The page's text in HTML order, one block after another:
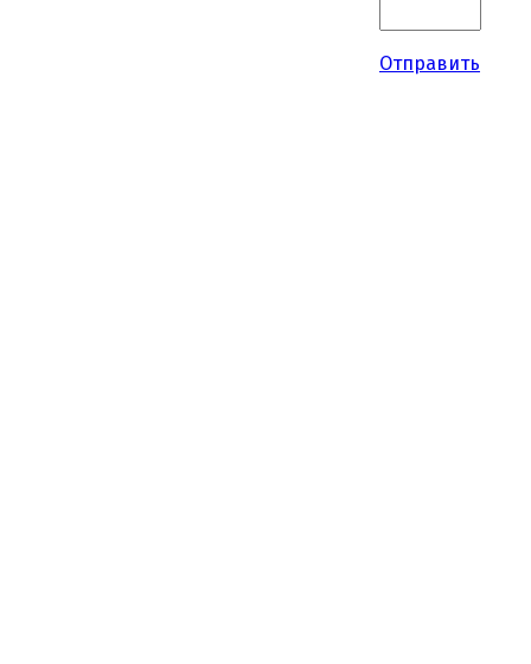
Отправить